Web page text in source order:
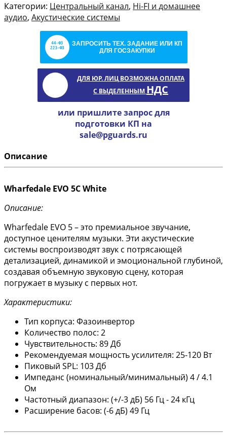
Категории: Центральный канал, Hi-FI и домашнее
аудио, Акустические системы
ЗАПРОСИТЬ ТЕХ. ЗАДАНИЕ ИЛИ КП
ДЛЯ ГОСЗАКУПКИ
ДЛЯ ЮР. ЛИЦ ВОЗМОЖНА ОПЛАТА
С ВЫДЕЛЕННЫМ НДС
или пришлите запрос для
подготовки КП на
sale@pguards.ru
Описание
Wharfedale EVO 5C White
Описание:
Wharfedale EVO 5 – это премиальное звучание,
доступное ценителям музыки. Эти акустические
системы воспроизводят звук с потрясающей
детализацией, динамикой и эмоциональной глубиной,
создавая объемную звуковую сцену, которая
погружает в музыку с первых нот.
Характеристики:
Тип корпуса: Фазоинвертор
Количество полос: 2
Чувствительность: 89 Дб
Рекомендуемая мощность усилителя: 25-120 Вт
Пиковый SPL: 103 Дб
Импеданс (номинальный/минимальный) 4 / 4.1
Ом
Частотный диапазон: (+/-3 дБ) 56 Гц - 24 кГц
Расширение басов: (-6 дБ) 49 Гц